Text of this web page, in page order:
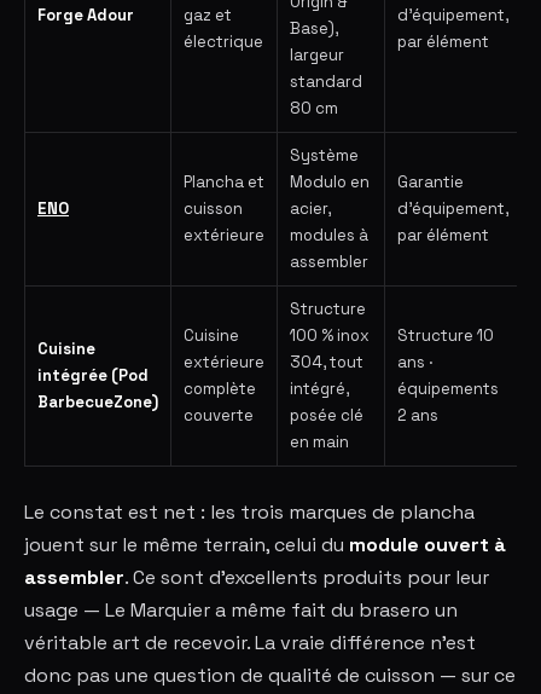
Forge Adour
gaz et
électrique
Base),
largeur
standard
80 cm
d'équipement,
par élément
ENO
Plancha et
cuisson
extérieure
Système
Modulo en
acier,
modules à
assembler
Garantie
d'équipement,
par élément
Cuisine
intégrée (Pod
BarbecueZone)
Cuisine
extérieure
complète
couverte
Structure
100 % inox
304, tout
intégré,
posée clé
en main
Structure 10
ans ·
équipements
2 ans
Le constat est net : les trois marques de plancha
jouent sur le même terrain, celui du module ouvert à
assembler. Ce sont d'excellents produits pour leur
usage — Le Marquier a même fait du brasero un
véritable art de recevoir. La vraie différence n'est
donc pas une question de qualité de cuisson — sur ce